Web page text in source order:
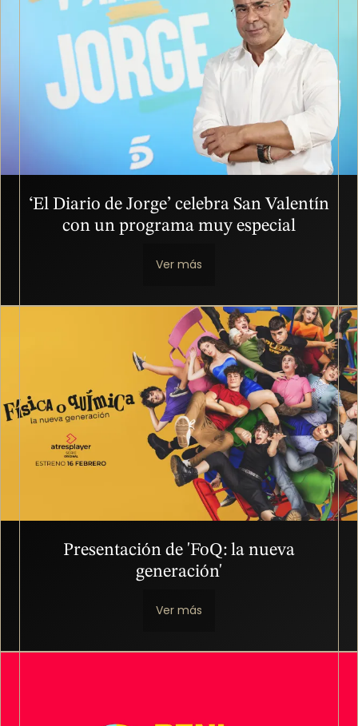
‘El Diario de Jorge’ celebra San Valentín
con un programa muy especial
Ver más
Presentación de 'FoQ: la nueva
generación'
Ver más